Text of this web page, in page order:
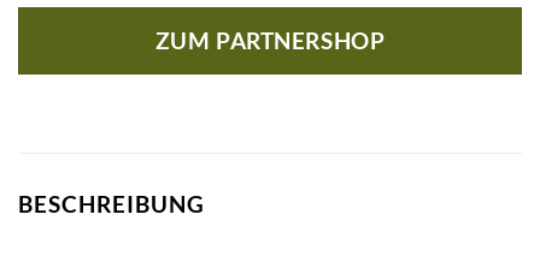
ZUM PARTNERSHOP
BESCHREIBUNG